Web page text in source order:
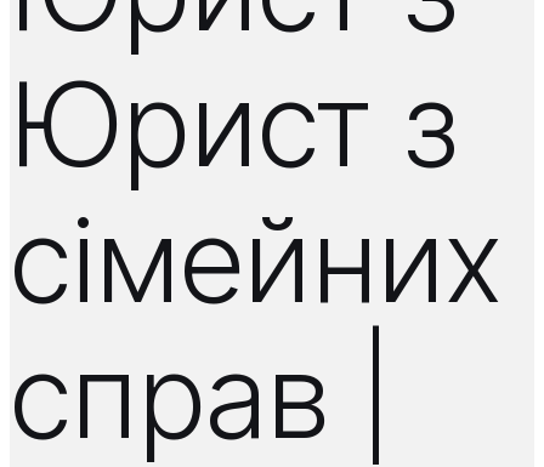
Юрист з
сімейних
справ |